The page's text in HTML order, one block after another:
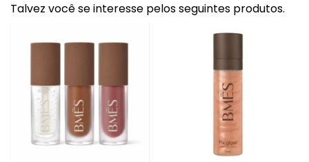
Talvez você se interesse pelos seguintes produtos.